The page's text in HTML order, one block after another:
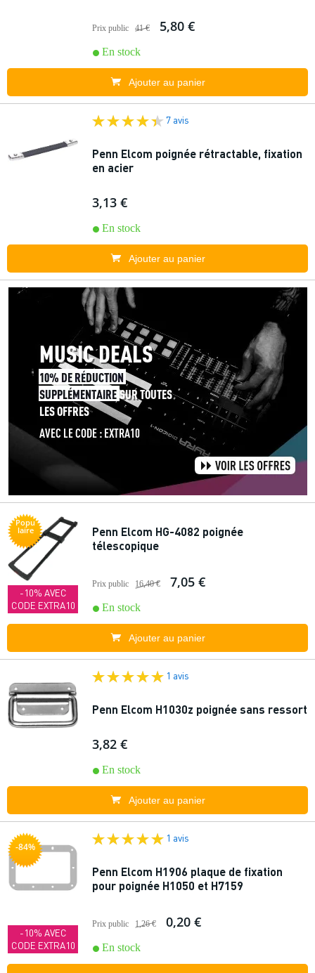
Prix public 41 € 5,80 €
En stock
Ajouter au panier
7 avis
Penn Elcom poignée rétractable, fixation
en acier
3,13 €
En stock
Ajouter au panier
Popu
laire
-10% AVEC
CODE EXTRA10
Penn Elcom HG-4082 poignée
télescopique
Prix public 16,40 € 7,05 €
En stock
Ajouter au panier
1 avis
Penn Elcom H1030z poignée sans ressort
3,82 €
En stock
Ajouter au panier
-84%
-10% AVEC
CODE EXTRA10
1 avis
Penn Elcom H1906 plaque de fixation
pour poignée H1050 et H7159
Prix public 1,26 € 0,20 €
En stock